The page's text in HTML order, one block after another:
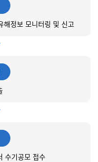
해정보 모니터링 및 신고
수기공모 접수